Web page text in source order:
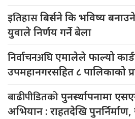
इतिहासबिर्सने कि भविष्य
युवाले निर्णय गर्ने बेला
निर्वाचनअघिएमालेले फाल्यो
उपमहानगरसहित ८ पालिकाको
बाढीपीडितकोपुनर्स्थापनामा
अभियान : राहतदेखि